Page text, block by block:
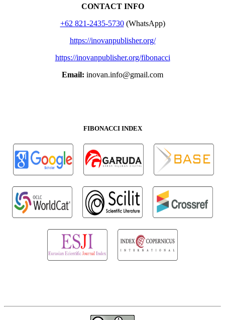
CONTACT INFO
+62 821-2435-5730 (WhatsApp)
https://inovanpublisher.org/
https://inovanpublisher.org/fibonacci
Email: inovan.info@gmail.com
FIBONACCI INDEX